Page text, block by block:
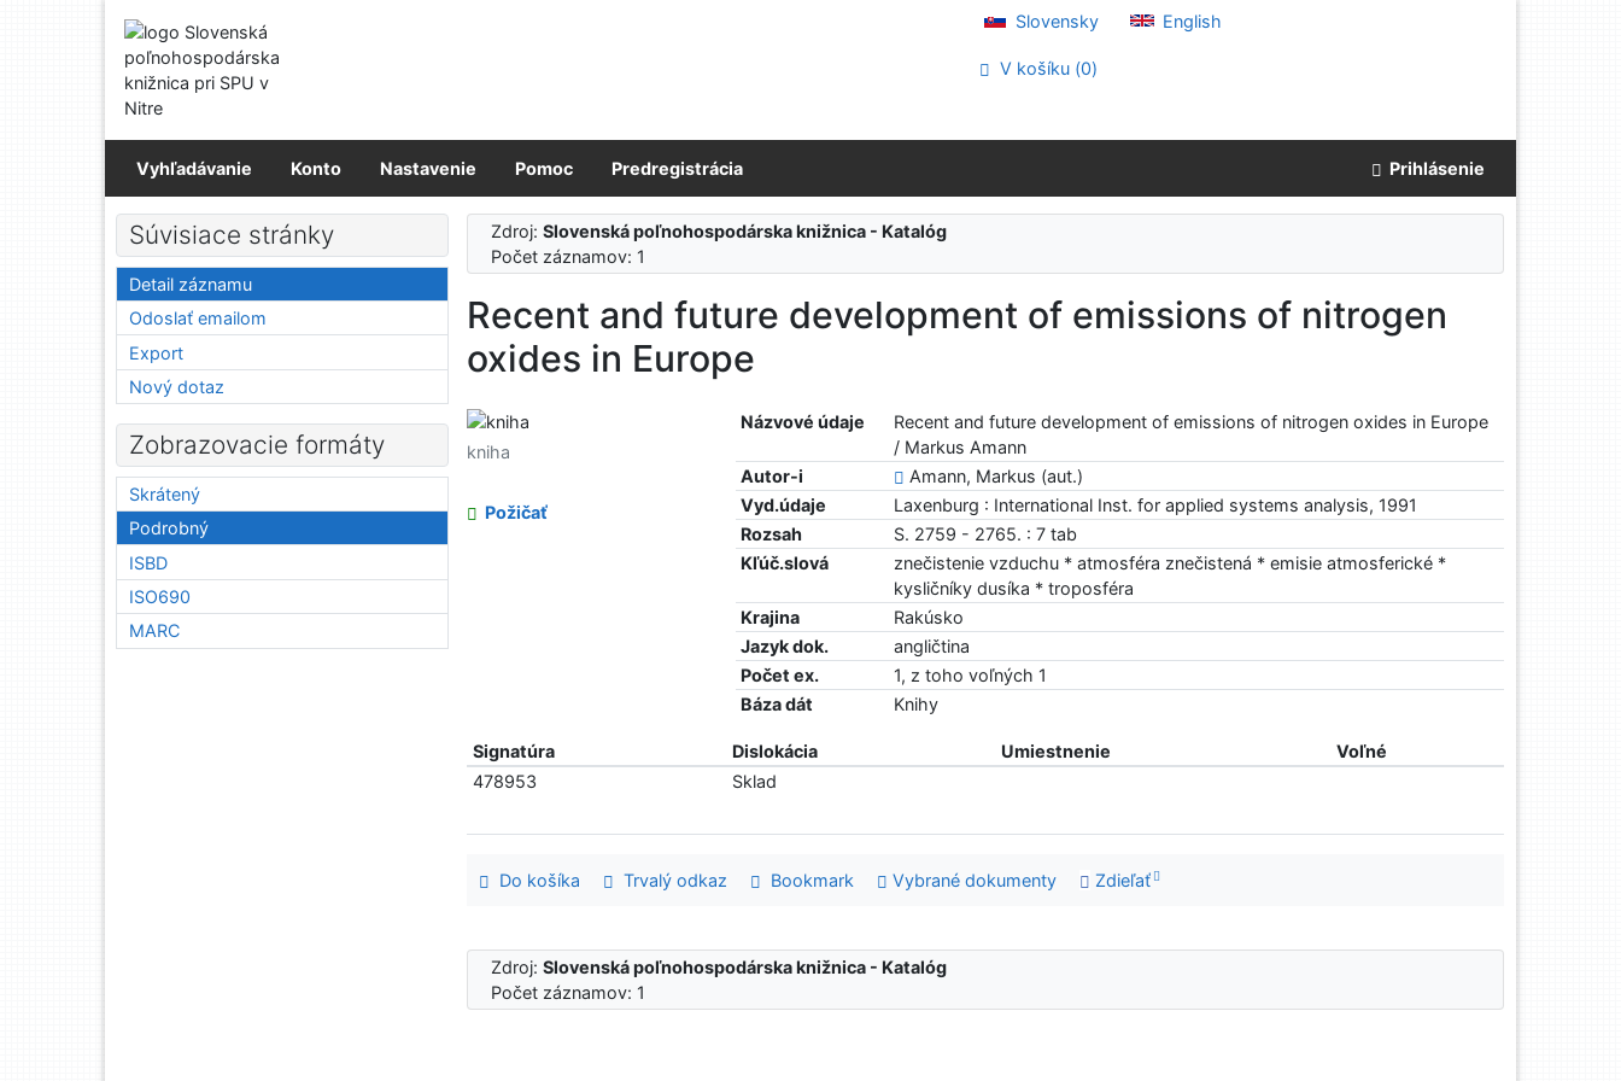
Prejsť na menu
Prehlásenie o webovej prístupnosti
Slovensky English
V košíku (0)
Vyhľadávanie Konto Nastavenie Pomoc Predregistrácia Prihlásenie
Zdroj:Slovenská poľnohospodárska knižnica - Katalóg
Počet záznamov: 1
Recent and future development of emissions of nitrogen
oxides in Europe
Názvové údaje
Recent and future development of emissions of nitrogen oxides in Europe
/ Markus Amann
Autor-i
Amann, Markus (aut.)
Vyd.údaje
Laxenburg : International Inst. for applied systems analysis, 1991
Rozsah
S. 2759 - 2765. : 7 tab
Kľúč.slová
znečistenie vzduchu * atmosféra znečistená * emisie atmosferické *
kysličníky dusíka * troposféra
Krajina
Rakúsko
Jazyk dok.
angličtina
Počet ex.
1, z toho voľných 1
Báza dát
Knihy
kniha
Požičať
Signatúra Dislokácia Umiestnenie
Voľné
478953
Sklad
Do košíka Trvalý odkaz Bookmark Vybrané dokumenty Zdieľať
Zdroj:Slovenská poľnohospodárska knižnica - Katalóg
Počet záznamov: 1
Súvisiace stránky
Detail záznamu
Odoslať emailom
Export
Nový dotaz
Zobrazovacie formáty
Skrátený
Podrobný
ISBD
ISO690
MARC